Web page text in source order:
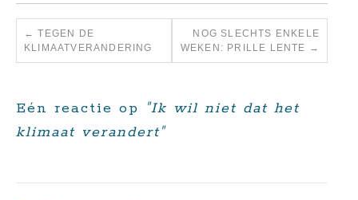
← TEGEN DE
KLIMAATVERANDERING
NOG SLECHTS ENKELE
WEKEN: PRILLE LENTE →
Eén reactie op
"Ik wil niet dat het
klimaat verandert"